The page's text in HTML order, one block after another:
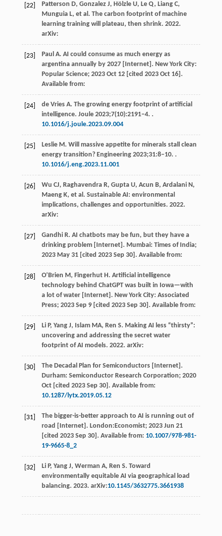
[22] Patterson D, Gonzalez J, Hölzle U, Le Q, Liang C,
Munguia L, et al. The carbon footprint of machine
learning training will plateau, then shrink. 2022.
arXiv:
[23] Paul A. AI could consume as much energy as
argentina annually by 2027 [Internet]. New York City:
Popular Science; 2023Oct 12 [cited 2023 Oct 16].
Available from:
[24] de Vries A. The growing energy footprint of artificial
intelligence. Joule 2023;7(10):2191‒4. .
10.1016/j.joule.2023.09.004
[25] Leslie M. Will massive appetite for minerals stall clean
energy transition? Engineering 2023;31:8‒10. .
10.1016/j.eng.2023.11.001
[26] Wu CJ, Raghavendra R, Gupta U, Acun B, Ardalani N,
Maeng K, et al. Sustainable AI: environmental
implications, challenges and opportunities. 2022.
arXiv:
[27] Gandhi R. AI chatbots may be fun, but they have a
drinking problem [Internet]. Mumbai: Times of India;
2023May 31 [cited 2023 Sep 30]. Available from:
[28] O’Brien M, Fingerhut H. Artificial intelligence
technology behind ChatGPT was built in Iowa—with
a lot of water [Internet]. New York City: Associated
Press; 2023Sep 9 [cited 2023 Sep 30]. Available from:
[29] Li P, Yang J, Islam MA, Ren S. Making AI less “thirsty”:
uncovering and addressing the secret water
footprint of AI models. 2022. arXiv:
[30]
The Decadal Plan for Semiconductors [Internet].
Durham: Semiconductor Research Corporation; 2020
Oct [cited 2023 Sep 30]. Available from:
10.1287/lytx.2019.05.12
[31]
The bigger-is-better approach to AI is running out of
road [Internet]. London:Economist; 2023Jun 21
[cited 2023 Sep 30]. Available from: 10.1007/978-981-
19-9665-8_2
[32] Li P, Yang J, Werman A, Ren S. Toward
environmentally equitable AI via geographical load
balancing. 2023. arXiv:10.1145/3632775.3661938